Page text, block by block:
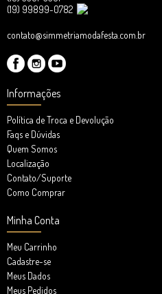
(19) 99899-0782
contato@simmetriamodafesta.com.br
Informações
Política de Troca e Devolução
Faqs e Dúvidas
Quem Somos
Localização
Contato/Suporte
Como Comprar
Minha Conta
Meu Carrinho
Cadastre-se
Meus Dados
Meus Pedidos